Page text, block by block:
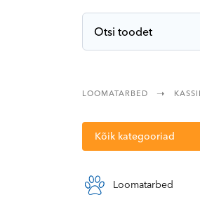
LOOMATARBED
Kõik kategooriad
Loomatarbed